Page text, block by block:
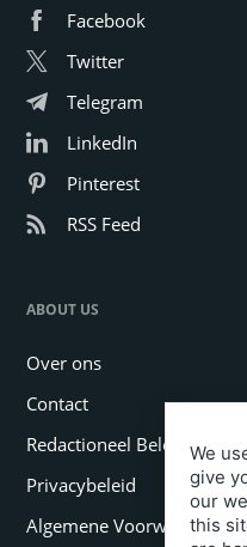
Facebook
Twitter
Telegram
LinkedIn
Pinterest
RSS Feed
ABOUT US
Over ons
Contact
Redactioneel Beleid
Privacybeleid
Algemene Voorwaarden
We
give
our
this